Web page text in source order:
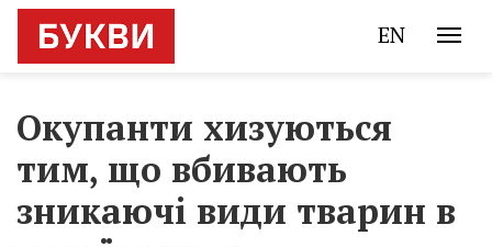
EN
Окупанти хизуються
тим, що вбивають
зникаючі види тварин в